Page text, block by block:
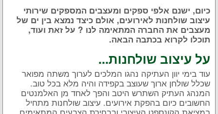
כיום, ישנם אלפי ספקים ומעצבים המספקים שירותי
עיצוב שולחנות לאירועים, אולם כיצד נמצא בין ים של
מעצבים את החברה המתאימה לנו ? על זאת ועוד,
תוכלו לקרוא בכתבה הבאה.
על עיצוב שולחנות...
עוד בימי יוון העתיקה נהגו המלכים לערוך משתה מפואר
שכלל שולחן ארוך שעוצב בקפידה והיה מלא בכל טוב.
המנהג העתיק השתרש היטב והפך לאחד מן האלמנטים
החשובים כיום בהפקת אירועים. עיצוב שולחנות מתחיל